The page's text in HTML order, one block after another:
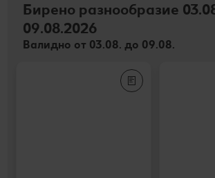
Бирено разнообразие
09.08.2026
Валидно от 03.08. до 09.08.